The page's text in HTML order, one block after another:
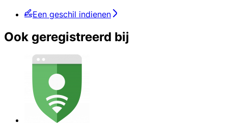
Een geschil indienen
Ook geregistreerd bij